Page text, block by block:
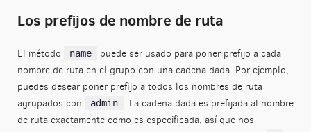
Los prefijos de nombre de ruta
El método name
puede ser usado para poner prefijo a cada
nombre de ruta en el grupo con una cadena dada. Por ejemplo,
puedes desear poner prefijo a todos los nombres de ruta
agrupados con
admin . La cadena dada es prefijada al nombre
de ruta exactamente como es especificada, así que nos